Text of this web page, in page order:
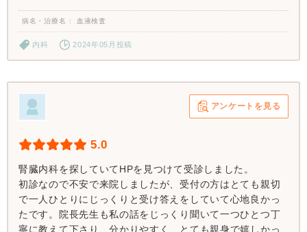
病名・治療名 血液検査
内科 2024年05月投稿
アンケートを見る
5.0
腎臓内科を探していてHPを見つけて受診しました。
初診なので不安で来院しましたが、受付の方はとても親切
で一人ひとりにじっくりと受け答えをしていて心地良かっ
たです。院長先生も私の話をじっくり聞いて一つひとつ丁
寧に教えて下さり、分かりやすく、とても親身で嬉しかっ